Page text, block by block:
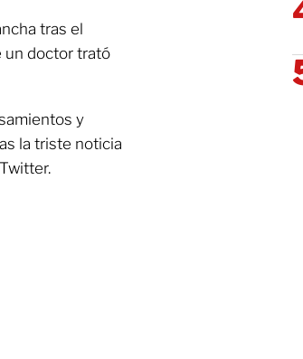
tras el
un doctor trató
y
la triste noticia